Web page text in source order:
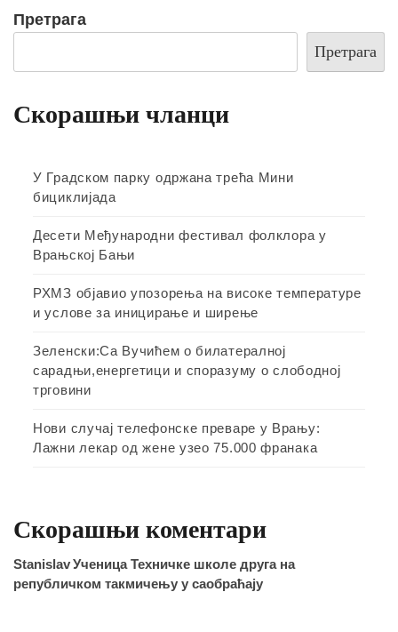
Претрага
Претрага
Скорашњи чланци
У Градском парку одржана трећа Мини
бициклијада
Десети Међународни фестивал фолклора у
Врањској Бањи
РХМЗ објавио упозорења на високе температуре
и услове за иницирање и ширење
Зеленски:Са Вучићем о билатералној
сарадњи,енергетици и споразуму о слободној
трговини
Нови случај телефонске преваре у Врању:
Лажни лекар од жене узео 75.000 франака
Скорашњи коментари
StanislavУченица Техничке школе друга на
републичком такмичењу у саобраћају